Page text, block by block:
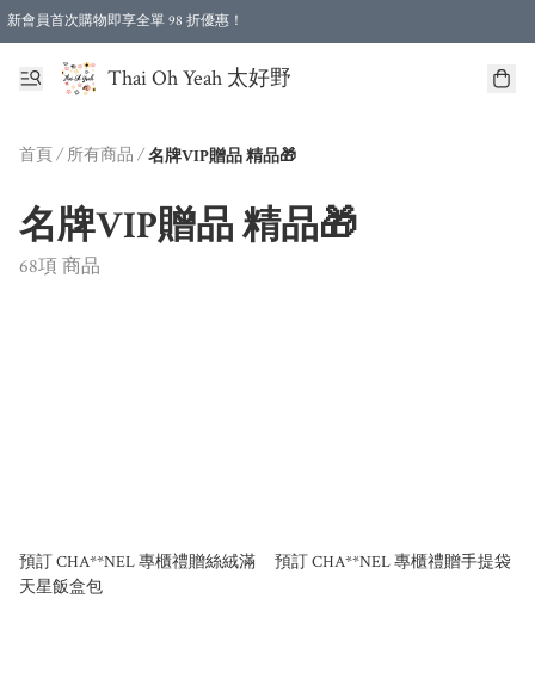
新會員首次購物即享全單 98 折優惠！
特選會員可享全單低至 96 折優惠！
Thai Oh Yeah 太好野
首頁/ 所有商品 /名牌VIP贈品 精品🎁
名牌VIP贈品 精品🎁
68項 商品
預訂 CHA**NEL 專櫃禮贈絲絨滿
天星飯盒包
預訂 CHA**NEL 專櫃禮贈手提袋